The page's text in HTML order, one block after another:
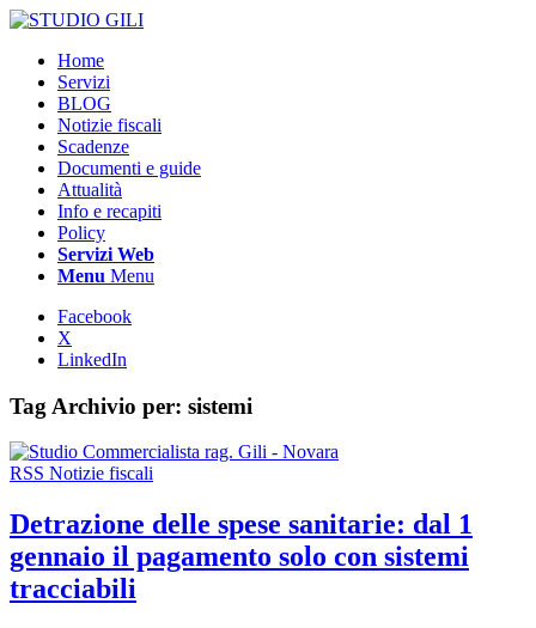
Home
Servizi
BLOG
Notizie fiscali
Scadenze
Documenti e guide
Attualità
Info e recapiti
Policy
Servizi Web
Menu Menu
Facebook
X
LinkedIn
Tag Archivio per: sistemi
RSS Notizie fiscali
Detrazione delle spese sanitarie: dal 1
gennaio il pagamento solo con sistemi
tracciabili